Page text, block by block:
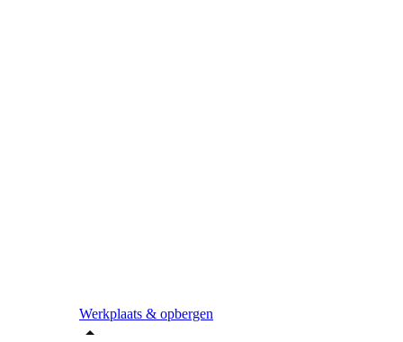
Werkplaats & opbergen